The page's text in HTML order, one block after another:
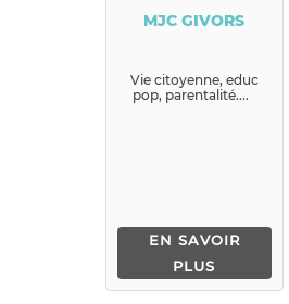
MJC GIVORS
Vie citoyenne, educ
pop, parentalité....
EN SAVOIR
PLUS